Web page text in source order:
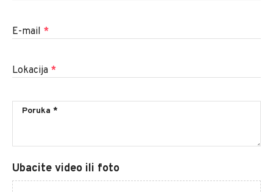
E-mail *
Lokacija *
Ubacite video ili foto